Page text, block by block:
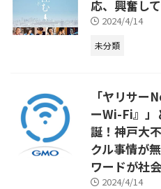
応、興奮し
2024/4/14
未分類
「ヤリサー
ーWi-Fi』」
誕！神戸大
クル事情が
ワードが社
2024/4/14